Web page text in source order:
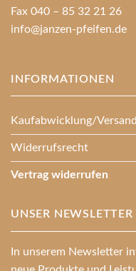
Fax 040 – 85 32 21 26
info@janzen-pfeifen.de
INFORMATIONEN
Kaufabwicklung/Versand
Widerrufsrecht
Vertrag widerrufen
UNSER NEWSLETTER
In unserem Newsletter